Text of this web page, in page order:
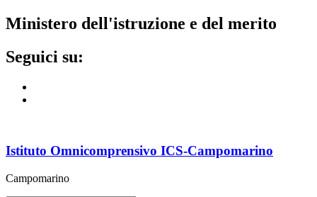
ministero dell'istruzione e del merito
seguici su:
Istituto Omnicomprensivo ICS-Campomarino
Campomarino